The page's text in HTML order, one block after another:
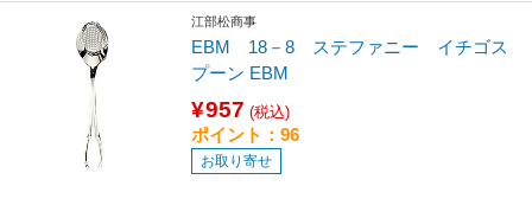
江部松商事
EBM 18－8 ステファニー イチゴス
プーン EBM
¥957 (税込)
ポイント：96
お取り寄せ